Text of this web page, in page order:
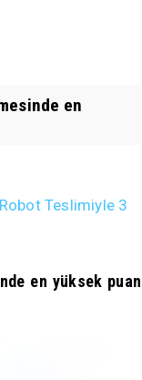
en
Teslimiyle 3
en yüksek puan